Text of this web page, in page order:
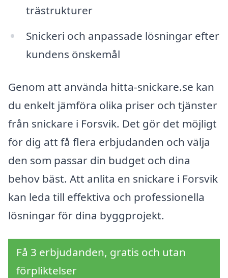
trästrukturer
Snickeri och anpassade lösningar efter
kundens önskemål
Genom att använda hitta-snickare.se kan
du enkelt jämföra olika priser och tjänster
från snickare i Forsvik. Det gör det möjligt
för dig att få flera erbjudanden och välja
den som passar din budget och dina
behov bäst. Att anlita en snickare i Forsvik
kan leda till effektiva och professionella
lösningar för dina byggprojekt.
Få 3 erbjudanden, gratis och utan
förpliktelser